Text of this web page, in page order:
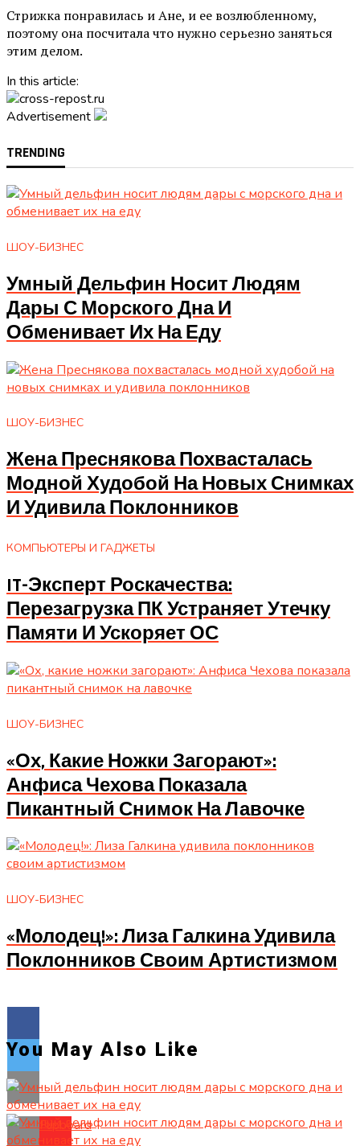
Стрижка понравилась и Ане, и ее возлюбленному,
поэтому она посчитала что нужно серьезно заняться
этим делом.
In this article:
Advertisement
TRENDING
ШОУ-БИЗНЕС
Умный Дельфин Носит Людям
Дары С Морского Дна И
Обменивает Их На Еду
ШОУ-БИЗНЕС
Жена Преснякова Похвасталась
Модной Худобой На Новых Снимках
И Удивила Поклонников
КОМПЬЮТЕРЫ И ГАДЖЕТЫ
IT-Эксперт Роскачества:
Перезагрузка ПК Устраняет Утечку
Памяти И Ускоряет ОС
ШОУ-БИЗНЕС
«Ох, Какие Ножки Загорают»:
Анфиса Чехова Показала
Пикантный Снимок На Лавочке
ШОУ-БИЗНЕС
«Молодец!»: Лиза Галкина Удивила
Поклонников Своим Артистизмом
Flipboard
You May Also Like